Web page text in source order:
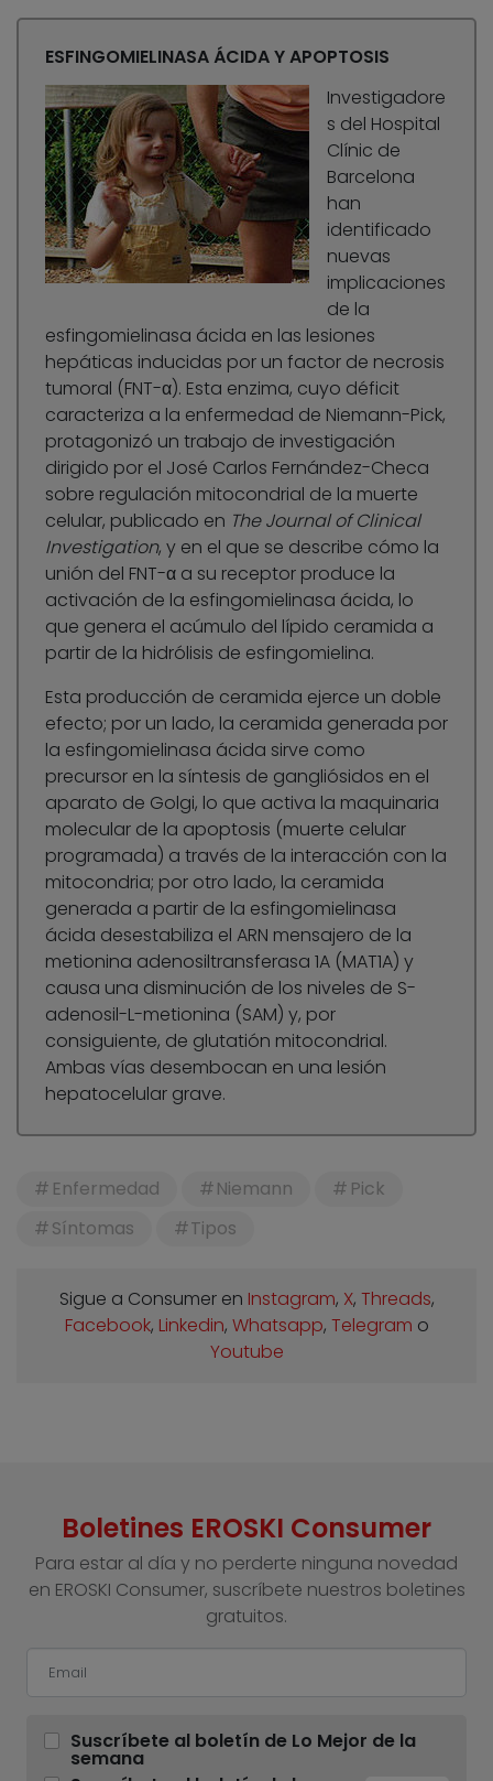
ESFINGOMIELINASA ÁCIDA Y APOPTOSIS
Investigadore
s del Hospital
Clínic de
Barcelona
han
identificado
nuevas
implicaciones
de la
esfingomielinasa ácida en las lesiones
hepáticas inducidas por un factor de necrosis
tumoral (FNT-α). Esta enzima, cuyo déficit
caracteriza a la enfermedad de Niemann-Pick,
protagonizó un trabajo de investigación
dirigido por el José Carlos Fernández-Checa
sobre regulación mitocondrial de la muerte
celular, publicado en The Journal of Clinical
Investigation, y en el que se describe cómo la
unión del FNT-α a su receptor produce la
activación de la esfingomielinasa ácida, lo
que genera el acúmulo del lípido ceramida a
partir de la hidrólisis de esfingomielina.
Esta producción de ceramida ejerce un doble
efecto; por un lado, la ceramida generada por
la esfingomielinasa ácida sirve como
precursor en la síntesis de gangliósidos en el
aparato de Golgi, lo que activa la maquinaria
molecular de la apoptosis (muerte celular
programada) a través de la interacción con la
mitocondria; por otro lado, la ceramida
generada a partir de la esfingomielinasa
ácida desestabiliza el ARN mensajero de la
metionina adenosiltransferasa 1A (MAT1A) y
causa una disminución de los niveles de S-
adenosil-L-metionina (SAM) y, por
consiguiente, de glutatión mitocondrial.
Ambas vías desembocan en una lesión
hepatocelular grave.
Enfermedad Niemann
Pick
Síntomas
Tipos
Sigue a Consumer en Instagram, X, Threads,
Facebook, Linkedin, Whatsapp, Telegram o
Youtube
Boletines EROSKI Consumer
Para estar al día y no perderte ninguna novedad
en EROSKI Consumer, suscríbete nuestros boletines
gratuitos.
Suscríbete al boletín de Lo Mejor de la
semana